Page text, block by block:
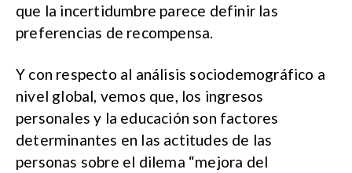
que la incertidumbre parece definir las
preferencias de recompensa.
Y con respecto al análisis sociodemográfico a
nivel global, vemos que, los ingresos
personales y la educación son factores
determinantes en las actitudes de las
personas sobre el dilema “mejora del